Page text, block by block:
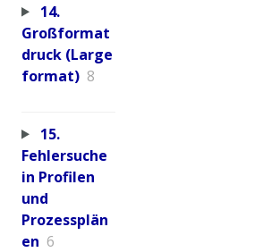
14.
Großformat
druck (Large
format) 8
15.
Fehlersuche
in Profilen
und
Prozessplän
en 6